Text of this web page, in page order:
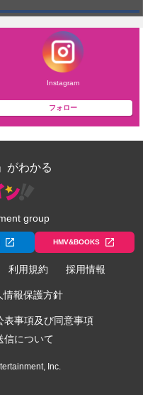
Instagram
フォロー
がわかる
group
HMV&BOOKS
利用規約 採用情報
情報保護方針
表事項及び同意事項
信について
Inc.